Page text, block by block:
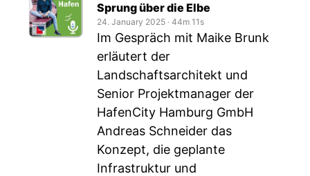
Sprung über die Elbe
24. January 2025 ‧ 44m 11s
Im Gespräch mit Maike Brunk
erläutert der
Landschaftsarchitekt und
Senior Projektmanager der
HafenCity Hamburg GmbH
Andreas Schneider das
Konzept, die geplante
Infrastruktur und